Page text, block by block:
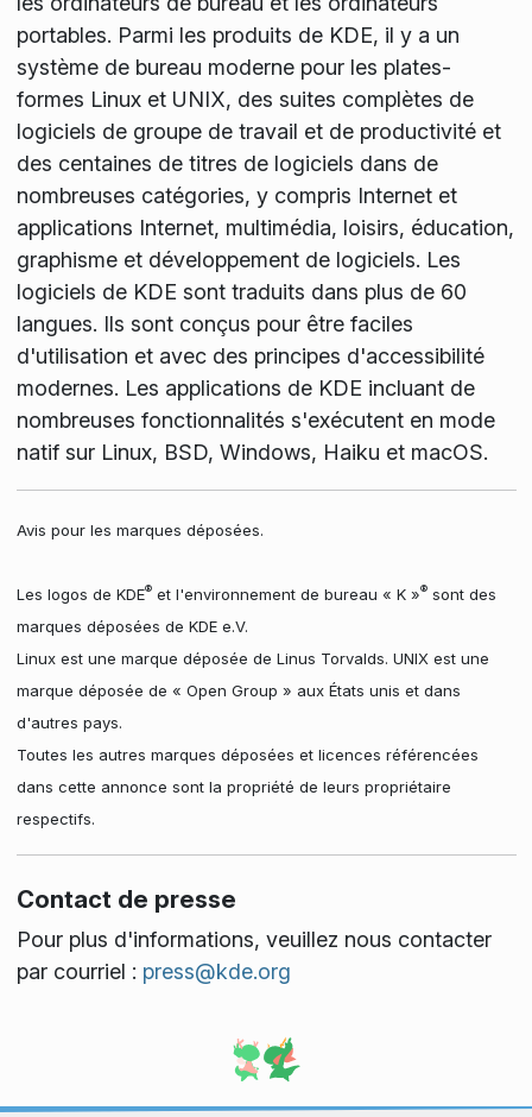
portables. Parmi les produits de KDE, il y a un
système de bureau moderne pour les plates-
formes Linux et UNIX, des suites complètes de
logiciels de groupe de travail et de productivité et
des centaines de titres de logiciels dans de
nombreuses catégories, y compris Internet et
applications Internet, multimédia, loisirs, éducation,
graphisme et développement de logiciels. Les
logiciels de KDE sont traduits dans plus de 60
langues. Ils sont conçus pour être faciles
d'utilisation et avec des principes d'accessibilité
modernes. Les applications de KDE incluant de
nombreuses fonctionnalités s'exécutent en mode
natif sur Linux, BSD, Windows, Haiku et macOS.
Avis pour les marques déposées.
Les logos de KDE®et l'environnement de bureau « K »®sont des
marques déposées de KDE e.V.
Linux est une marque déposée de Linus Torvalds. UNIX est une
marque déposée de « Open Group » aux États unis et dans
d'autres pays.
Toutes les autres marques déposées et licences référencées
dans cette annonce sont la propriété de leurs propriétaire
respectifs.
Contact de presse
Pour plus d'informations, veuillez nous contacter
par courriel : press@kde.org